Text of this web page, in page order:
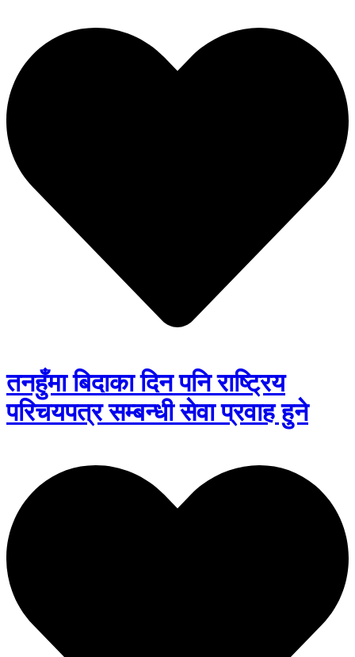
तनहुँमा बिदाका दिन पनि राष्ट्रिय
परिचयपत्र सम्बन्धी सेवा प्रवाह हुने